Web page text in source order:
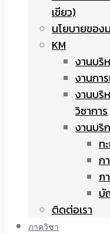
เขียว)
นโยบายของ
KM
งานบริ
งานกา
งานบริ
วิชาการ
งานบริ
ท
ก
ภ
บั
ติดต่อเรา
ภาควิชา